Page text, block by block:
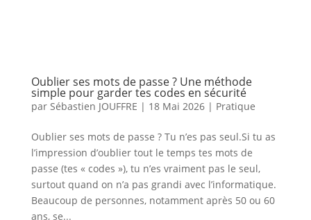
Oublier ses mots de passe ? Une méthode
simple pour garder tes codes en sécurité
par Sébastien JOUFFRE | 18 Mai 2026| Pratique
Oublier ses mots de passe ? Tu n’es pas seul.Si tu as
l’impression d’oublier tout le temps tes mots de
passe (tes « codes »), tu n’es vraiment pas le seul,
surtout quand on n’a pas grandi avec l’informatique.
Beaucoup de personnes, notamment après 50 ou 60
ans, se...